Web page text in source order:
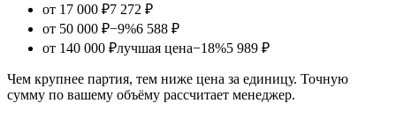
от 17 000 ₽7 272 ₽
от 50 000 ₽−9%6 588 ₽
от 140 000 ₽лучшая цена−18%5 989 ₽
Чем крупнее партия, тем ниже цена за единицу. Точную
сумму по вашему объёму рассчитает менеджер.